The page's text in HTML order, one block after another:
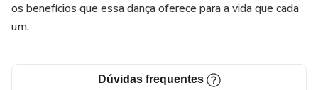
os benefícios que essa dança oferece para a vida que cada
um.
Dúvidas frequentes